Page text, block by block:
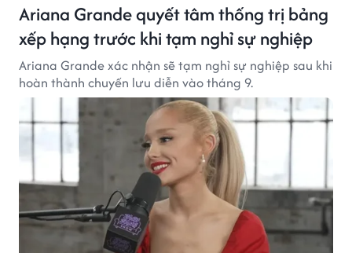
Ariana Grande quyết tâm thống trị bảng
xếp hạng trước khi tạm nghỉ sự nghiệp
Ariana Grande xác nhận sẽ tạm nghỉ sự nghiệp sau khi
hoàn thành chuyến lưu diễn vào tháng 9.